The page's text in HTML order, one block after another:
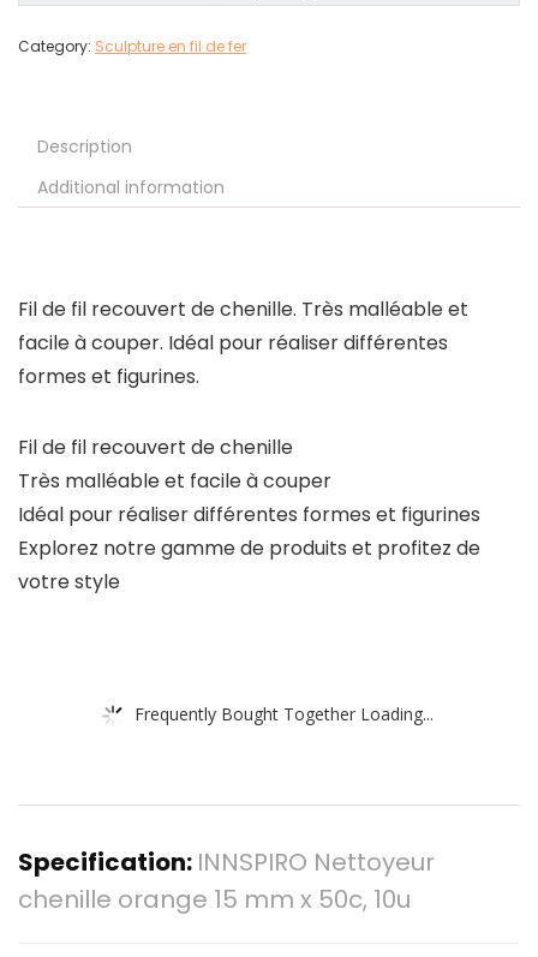
Category: Sculpture en fil de fer
Description
Additional information
Fil de fil recouvert de chenille. Très malléable et
facile à couper. Idéal pour réaliser différentes
formes et figurines.
Fil de fil recouvert de chenille
Très malléable et facile à couper
Idéal pour réaliser différentes formes et figurines
Explorez notre gamme de produits et profitez de
votre style
Frequently Bought Together Loading...
Specification: INNSPIRO Nettoyeur
chenille orange 15 mm x 50c, 10u